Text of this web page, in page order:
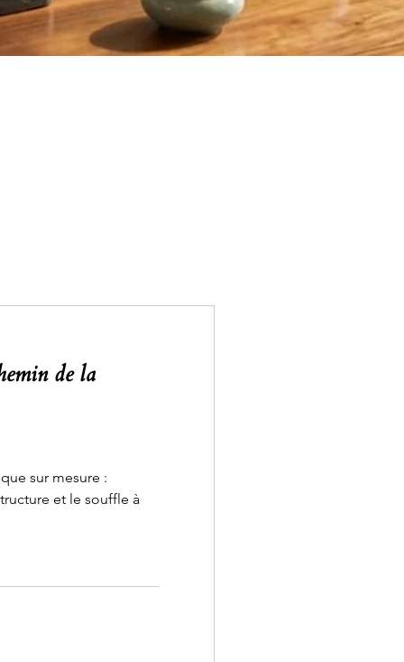
de la
sur mesure :
et le souffle à